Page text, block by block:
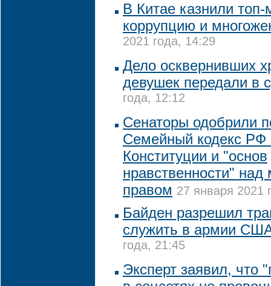
В Китае казнили
коррупцию и
2021 года, 14:29
Дело осквернивших
девушек передали в
года, 12:12
Сенаторы одобрили
Семейный кодекс РФ
Конституции и "основ
нравственности"
правом 27 января 2021
Байден разрешил
служить в армии
года, 21:45
Эксперт заявил, что